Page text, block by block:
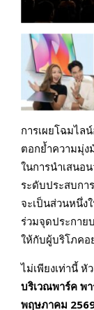
การเผยโฉมไล
ตอกย้ำความมุ่ง
ในการนำเสนอ
ระดับประสบกา
จะเป็นส่วนหนึ่ง
ร่วมจุดประกาย
ให้กับผู้บริโภคอ
ไม่เพียงเท่านี้ หั
บริเวณพาร์ค พ
พฤษภาคม